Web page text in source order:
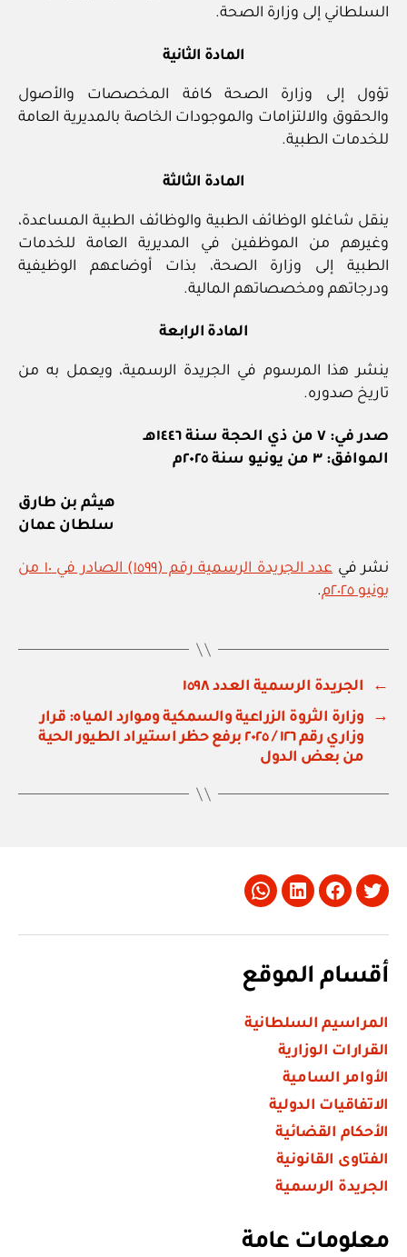
السلطاني إلى وزارة الصحة.
المادة الثانية
تؤول إلى وزارة الصحة كافة المخصصات والأصول
والحقوق والالتزامات والموجودات الخاصة بالمديرية العامة
للخدمات الطبية.
المادة الثالثة
ينقل شاغلو الوظائف الطبية والوظائف الطبية المساعدة،
وغيرهم من الموظفين في المديرية العامة للخدمات
الطبية إلى وزارة الصحة، بذات أوضاعهم الوظيفية
ودرجاتهم ومخصصاتهم المالية.
المادة الرابعة
ينشر هذا المرسوم في الجريدة الرسمية، ويعمل به من
تاريخ صدوره.
صدر في: ٧ من ذي الحجة سنة ١٤٤٦هـ
الموافق: ٣ من يونيو سنة ٢٠٢٥م
هيثم بن طارق
سلطان عمان
نشر في
عدد الجريدة الرسمية رقم (١٥٩٩) الصادر في ١٠ من
يونيو ٢٠٢٥م
.
←
الجريدة الرسمية العدد ١٥٩٨
→
وزارة الثروة الزراعية والسمكية وموارد المياه: قرار
وزاري رقم ١٢٦ / ٢٠٢٥ برفع حظر استيراد الطيور الحية
من بعض الدول
Twitter
Facebook
LinkedIn
Whatsapp
أقسام الموقع
المراسيم السلطانية
القرارات الوزارية
الأوامر السامية
الاتفاقيات الدولية
الأحكام القضائية
الفتاوى القانونية
الجريدة الرسمية
معلومات عامة